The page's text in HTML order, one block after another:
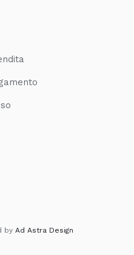
by Ad Astra Design